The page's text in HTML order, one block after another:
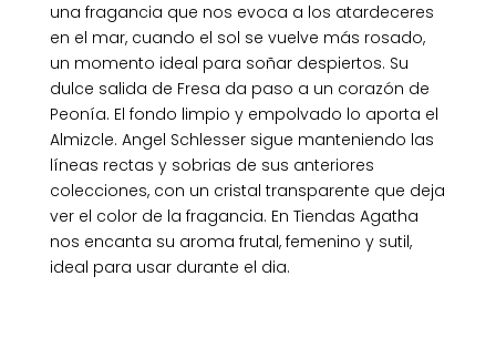
una fragancia que nos evoca a los atardeceres
en el mar, cuando el sol se vuelve más rosado,
un momento ideal para soñar despiertos. Su
dulce salida de Fresa da paso a un corazón de
Peonía. El fondo limpio y empolvado lo aporta el
Almizcle. Angel Schlesser sigue manteniendo las
líneas rectas y sobrias de sus anteriores
colecciones, con un cristal transparente que deja
ver el color de la fragancia. En Tiendas Agatha
nos encanta su aroma frutal, femenino y sutil,
ideal para usar durante el dia.